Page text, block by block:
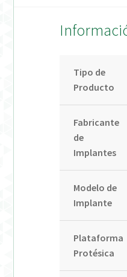
Tipo de
Producto
Fabricante
de
Implantes
Modelo de
Implante
Plataforma
Protésica